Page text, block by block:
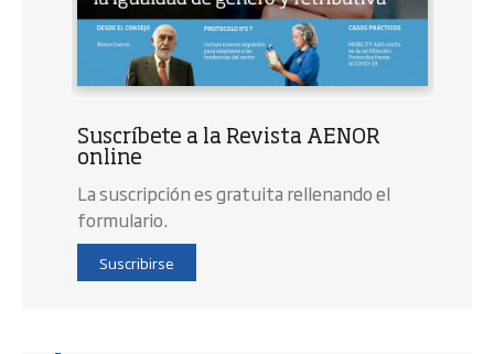
Suscríbete a la Revista AENOR
online
La suscripción es gratuita rellenando el
formulario.
Suscribirse